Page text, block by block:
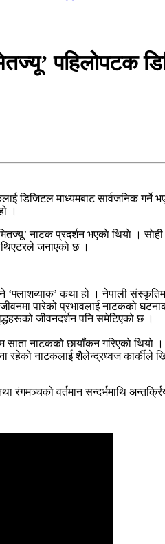
पहिलाेपटक
डिजिटल माध्यमबाट सार्वजनिक गर्ने
।
नाटक प्रदर्शन भएकाे थियाे ।
थिएटरले जनाएकाे छ ।
‘फ्लाशब्याक’ कथा हो । नेपाली
पारेको प्रभावलाई नाटकको
जीवनदर्शन पनि समेटिएको छ ।
साता नाटकको छायाँकन गरिएको
नाटकलाई शैलेन्द्रध्वज कार्कीले
वर्तमान सन्दर्भमाथि